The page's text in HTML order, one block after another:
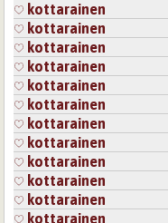
kottarainen
kottarainen
kottarainen
kottarainen
kottarainen
kottarainen
kottarainen
kottarainen
kottarainen
kottarainen
kottarainen
kottarainen